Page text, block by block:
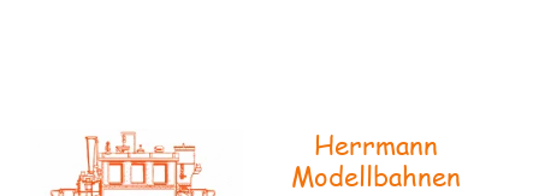
Herrmann
Modellbahnen